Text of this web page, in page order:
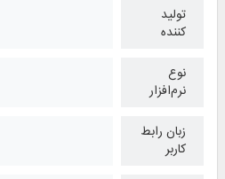
تولید
کننده
نوع
نرم‌افزار
زبان رابط
کاربر